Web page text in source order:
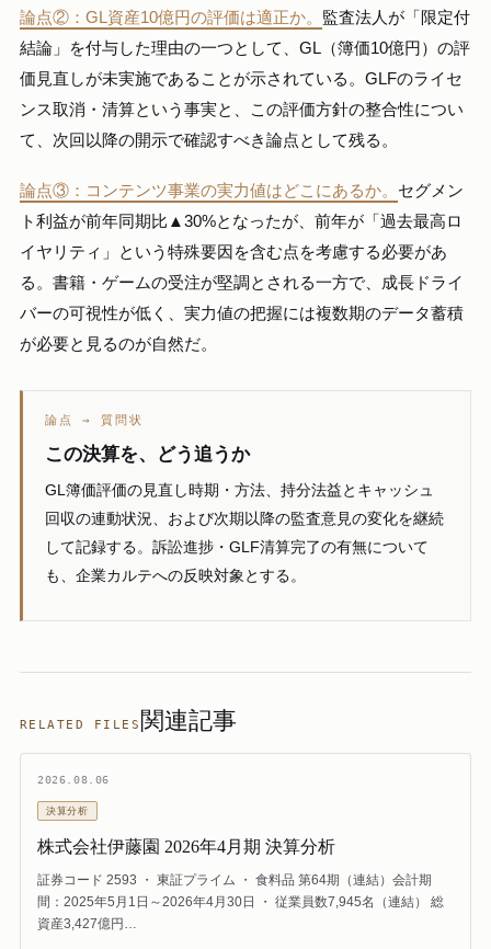
論点②：GL資産10億円の評価は適正か。 監査法人が「限定付
結論」を付与した理由の一つとして、GL（簿価10億円）の評
価見直しが未実施であることが示されている。GLFのライセ
ンス取消・清算という事実と、この評価方針の整合性につい
て、次回以降の開示で確認すべき論点として残る。
論点③：コンテンツ事業の実力値はどこにあるか。 セグメン
ト利益が前年同期比▲30%となったが、前年が「過去最高ロ
イヤリティ」という特殊要因を含む点を考慮する必要があ
る。書籍・ゲームの受注が堅調とされる一方で、成長ドライ
バーの可視性が低く、実力値の把握には複数期のデータ蓄積
が必要と見るのが自然だ。
論点 → 質問状
この決算を、どう追うか
GL簿価評価の見直し時期・方法、持分法益とキャッシュ
回収の連動状況、および次期以降の監査意見の変化を継続
して記録する。訴訟進捗・GLF清算完了の有無について
も、企業カルテへの反映対象とする。
RELATED FILES 関連記事
2026.08.06
決算分析
株式会社伊藤園 2026年4月期 決算分析
証券コード 2593 ・ 東証プライム ・ 食料品 第64期（連結）会計期
間：2025年5月1日～2026年4月30日 ・ 従業員数7,945名（連結） 総
資産3,427億円…